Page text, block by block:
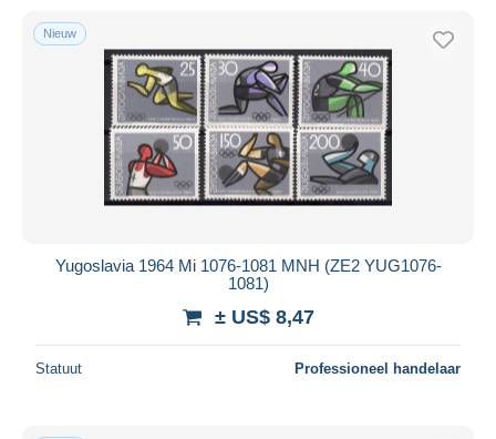
Nieuw
Yugoslavia 1964 Mi 1076-1081 MNH (ZE2 YUG1076-
1081)
± US$ 8,47
Statuut Professioneel handelaar